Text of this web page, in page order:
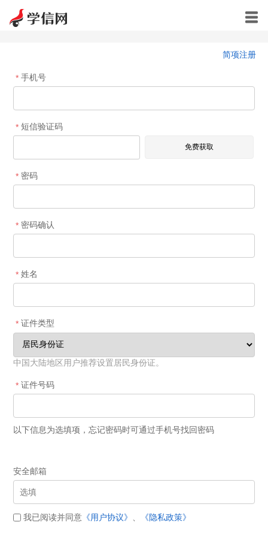

简项注册
* 手机号
* 短信验证码
* 密码
* 密码确认
* 姓名
* 证件类型
中国大陆地区用户推荐设置居民身份证。
* 证件号码
以下信息为选填项，忘记密码时可通过手机号找回密码
安全邮箱
我已阅读并同意 《用户协议》 《隐私政策》